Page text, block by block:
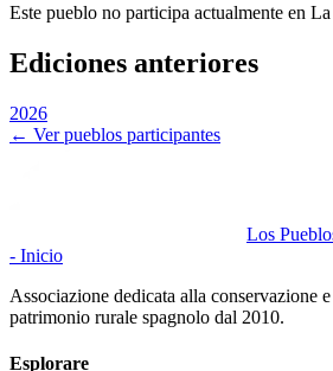
Este pueblo no participa actualmente en
Ediciones anteriores
2026
← Ver pueblos participantes
Los
- Inicio
Associazione dedicata alla conservazione
patrimonio rurale spagnolo dal 2010.
Esplorare